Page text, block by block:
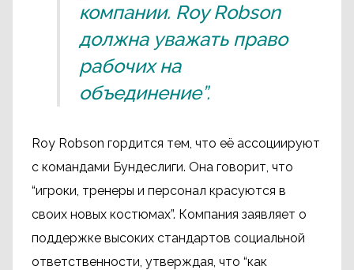
компании. Roy Robson
должна уважать право
рабочих на
объединение”.
Roy Robson гордится тем, что её ассоциируют
с командами Бундеслиги. Она говорит, что
“игроки, тренеры и персонал красуются в
своих новых костюмах”. Компания заявляет о
поддержке высоких стандартов социальной
ответственности, утверждая, что “как